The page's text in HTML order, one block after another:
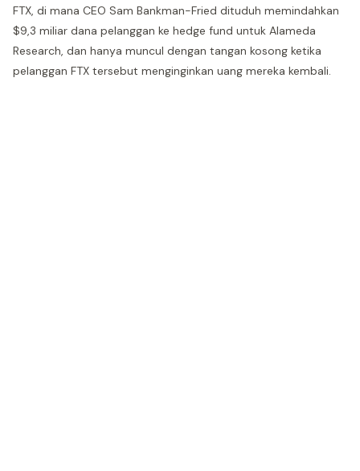
FTX, di mana CEO Sam Bankman-Fried dituduh memindahkan
$9,3 miliar dana pelanggan ke hedge fund untuk Alameda
Research, dan hanya muncul dengan tangan kosong ketika
pelanggan FTX tersebut menginginkan uang mereka kembali.